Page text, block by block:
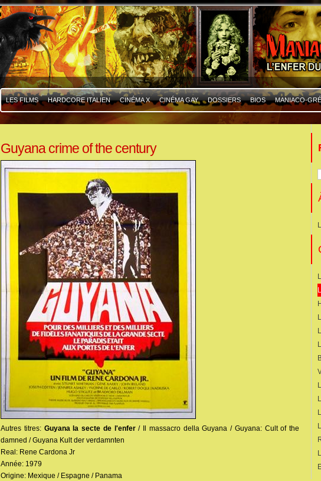
LES FILMS HARDCORE ITALIEN CINÉMA X CINÉMA GAY DOSSIERS BIOS MANIACO-
Guyana crime of the century
Autres titres: Guyana la secte de l'enfer/ Il massacro della Guyana / Guyana: Cult of the
damned / Guyana Kult der verdamnten
Real: Rene Cardona Jr
Année: 1979
Origine: Mexique / Espagne / Panama